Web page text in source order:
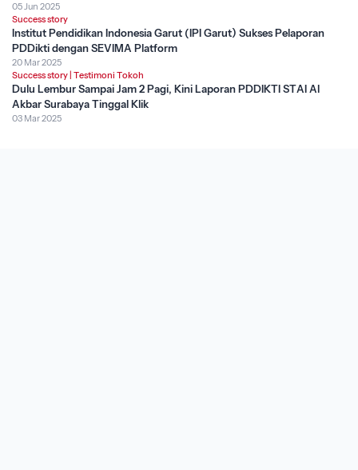
05 Jun 2025
Success story
Institut Pendidikan Indonesia Garut (IPI Garut) Sukses Pelaporan
PDDikti dengan SEVIMA Platform
20 Mar 2025
Success story Testimoni Tokoh
Dulu Lembur Sampai Jam 2 Pagi, Kini Laporan PDDIKTI STAI Al
Akbar Surabaya Tinggal Klik
03 Mar 2025